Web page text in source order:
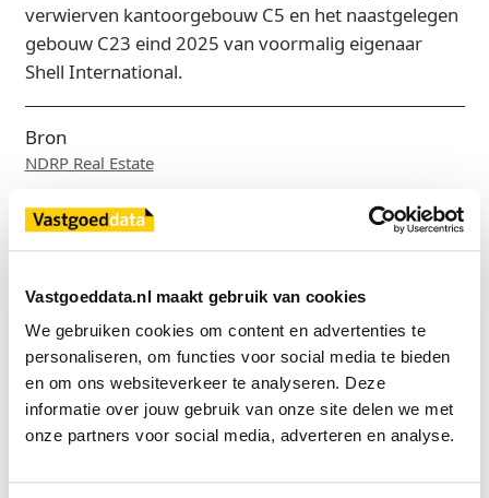
Vastgoeddata.nl maakt gebruik van cookies
We gebruiken cookies om content en advertenties te
personaliseren, om functies voor social media te bieden
en om ons websiteverkeer te analyseren. Deze
informatie over jouw gebruik van onze site delen we met
onze partners voor social media, adverteren en analyse.
verwierven kantoorgebouw C5 en het naastgelegen
gebouw C23 eind 2025 van voormalig eigenaar
Shell International.
Bron
NDRP Real Estate
Zie direct welke partijen en panden betrokken zijn bij dit nieuws.
Vastgoeddata.
Vraag een demo aan